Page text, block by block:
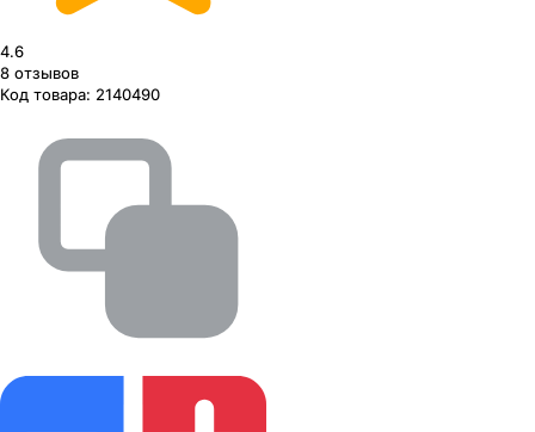
4.6
8 отзывов
Код товара: 2140490